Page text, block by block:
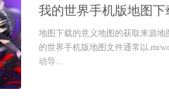
我的世界手机版地图
地图下载的意义地图的获取来源
的世界手机版地图文件通常以
动导...